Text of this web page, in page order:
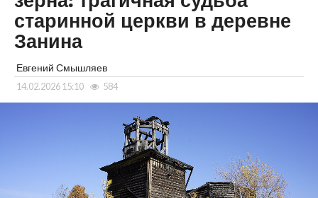
старинной церкви в деревне
Занина
Евгений Смышляев
14.02.2026 15:10 584